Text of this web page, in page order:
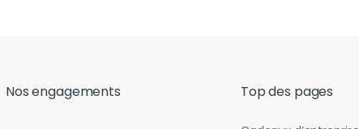
Nos engagements Top des pages